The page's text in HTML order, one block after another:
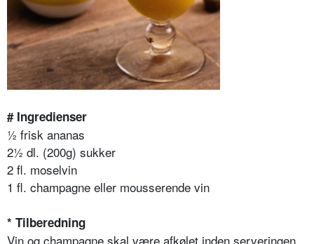
# Ingredienser
½ frisk ananas
2½ dl. (200g) sukker
2 fl. moselvin
1 fl. champagne eller mousserende vin
* Tilberedning
Vin og champagne skal være afkølet inden serveringen.